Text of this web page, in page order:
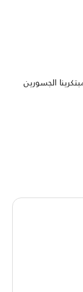
بمبتكرينا الجسورين